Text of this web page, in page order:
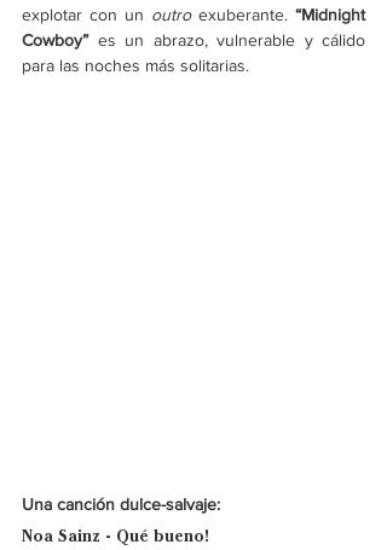
explotar con un outro exuberante. “Midnight
Cowboy” es un abrazo, vulnerable y cálido
para las noches más solitarias.
Una canción dulce-salvaje:
Noa Sainz - Qué bueno!